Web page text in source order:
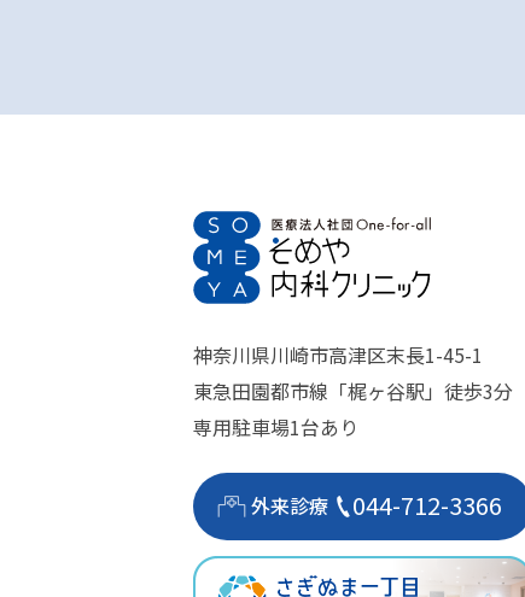
神奈川県川崎市高津区末長1-45-1
東急田園都市線「梶ヶ谷駅」徒歩3分
専用駐車場1台あり
外来診療 044-712-3366